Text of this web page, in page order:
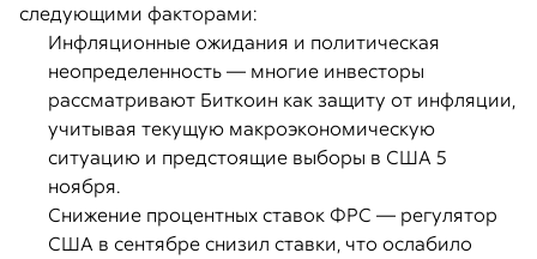
следующими факторами:
Инфляционные ожидания и политическая
неопределенность — многие инвесторы
рассматривают Биткоин как защиту от инфляции,
учитывая текущую макроэкономическую
ситуацию и предстоящие выборы в США 5
ноября.
Снижение процентных ставок ФРС — регулятор
США в сентябре снизил ставки, что ослабило